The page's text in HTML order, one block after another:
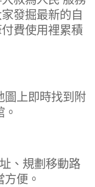
發掘最新的自
費使用裡累積
圖上即時找到附
、規劃移動路
便。